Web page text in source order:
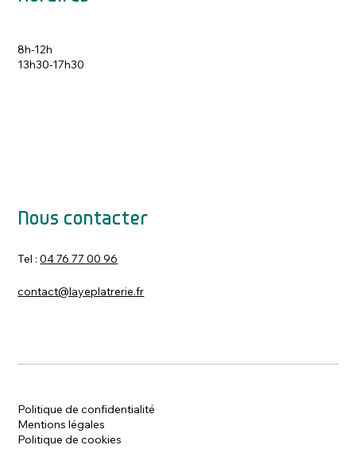
8h-12h
13h30-17h30
Nous contacter
Tel :04 76 77 00 96
contact@layeplatrerie.fr
Politique de confidentialité
Mentions légales
Politique de cookies